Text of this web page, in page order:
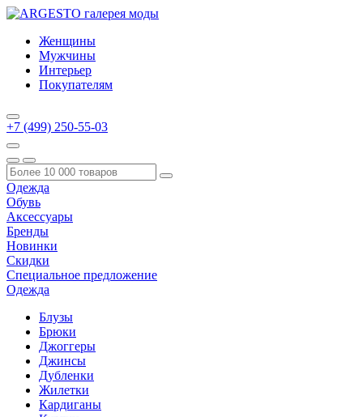
Женщины
Мужчины
Интерьер
Покупателям
+7 (499) 250-55-03
Одежда
Обувь
Аксессуары
Бренды
Новинки
Скидки
Специальное предложение
Одежда
Блузы
Брюки
Джоггеры
Джинсы
Дубленки
Жилетки
Кардиганы